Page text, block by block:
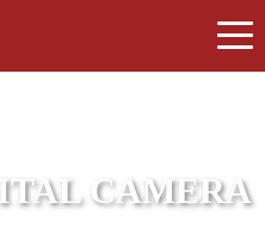
CAMERA